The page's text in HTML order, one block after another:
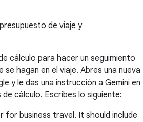
de viaje y
cálculo para hacer un seguimiento
hagan en el viaje. Abres una nueva
y le das una instrucción a Gemini en
cálculo. Escribes lo siguiente:
business travel. It should include